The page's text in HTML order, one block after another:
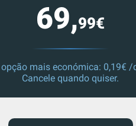
69,99€
mais económica: 0,19€ /
Cancele quando quiser.